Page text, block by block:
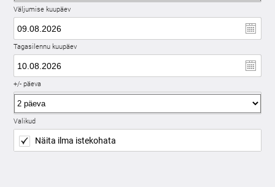
Väljumise kuupäev
Tagasilennu kuupäev
+/- päeva
Valikud
Näita ilma istekohata